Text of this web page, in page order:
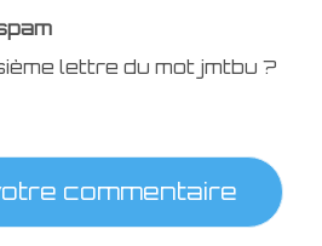
lettre du mot jmtbu ?
commentaire